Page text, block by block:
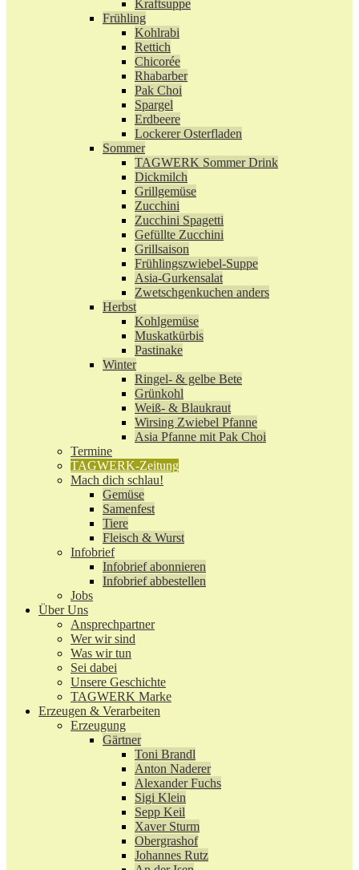
Kraftsuppe
Frühling
Kohlrabi
Rettich
Chicorée
Rhabarber
Pak Choi
Spargel
Erdbeere
Lockerer Osterfladen
Sommer
TAGWERK Sommer Drink
Dickmilch
Grillgemüse
Zucchini
Zucchini Spagetti
Gefüllte Zucchini
Grillsaison
Frühlingszwiebel-Suppe
Asia-Gurkensalat
Zwetschgenkuchen anders
Herbst
Kohlgemüse
Muskatkürbis
Pastinake
Winter
Ringel- & gelbe Bete
Grünkohl
Weiß- & Blaukraut
Wirsing Zwiebel Pfanne
Asia Pfanne mit Pak Choi
Termine
TAGWERK-Zeitung
Mach dich schlau!
Gemüse
Samenfest
Tiere
Fleisch & Wurst
Infobrief
Infobrief abonnieren
Infobrief abbestellen
Jobs
Über Uns
Ansprechpartner
Wer wir sind
Was wir tun
Sei dabei
Unsere Geschichte
TAGWERK Marke
Erzeugen & Verarbeiten
Erzeugung
Gärtner
Toni Brandl
Anton Naderer
Alexander Fuchs
Sigi Klein
Sepp Keil
Xaver Sturm
Obergrashof
Johannes Rutz